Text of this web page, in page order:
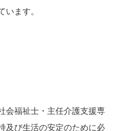
ます。
会福祉士・主任介護支援専
及び生活の安定のために必